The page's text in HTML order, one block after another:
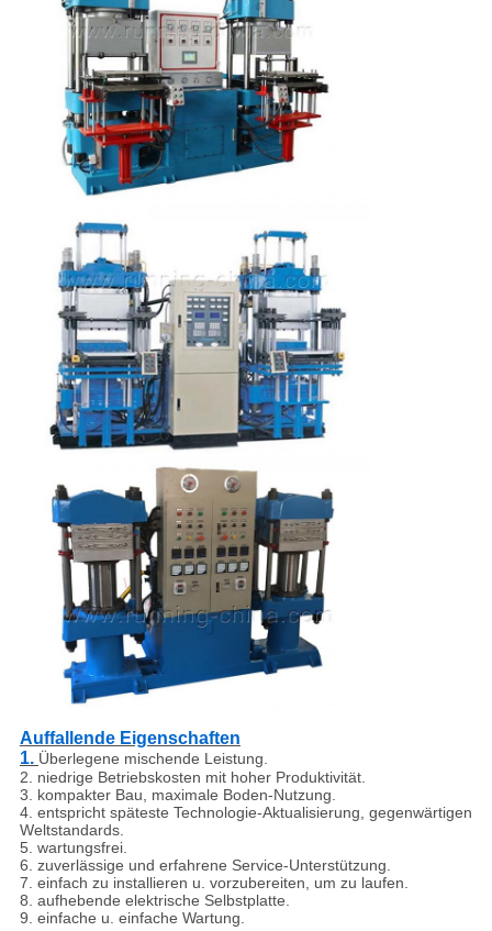
Auffallende Eigenschaften
1. Überlegene mischende Leistung.
2. niedrige Betriebskosten mit hoher Produktivität.
3. kompakter Bau, maximale Boden-Nutzung.
4. entspricht späteste Technologie-Aktualisierung, gegenwärtigen
Weltstandards.
5. wartungsfrei.
6. zuverlässige und erfahrene Service-Unterstützung.
7. einfach zu installieren u. vorzubereiten, um zu laufen.
8. aufhebende elektrische Selbstplatte.
9. einfache u. einfache Wartung.